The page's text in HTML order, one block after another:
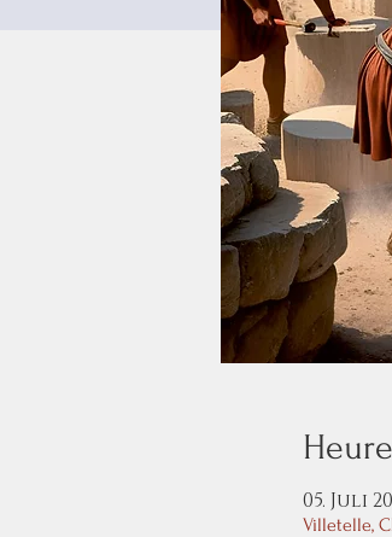
05. Juli
Villetelle,